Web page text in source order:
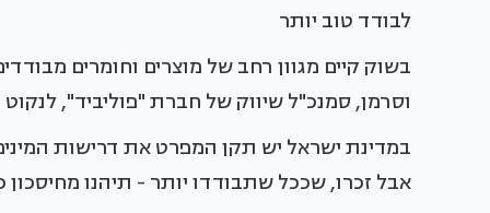
לבודד טוב יותר
בשוק קיים מגוון רחב של מוצרים וחומרים
וסרמן, סמנכ"ל שיווק של חברת "פוליביד",
במדינת ישראל יש תקן המפרט את דרישות
אבל זכרו, שככל שתבודדו יותר - תיהנו מחיסכון